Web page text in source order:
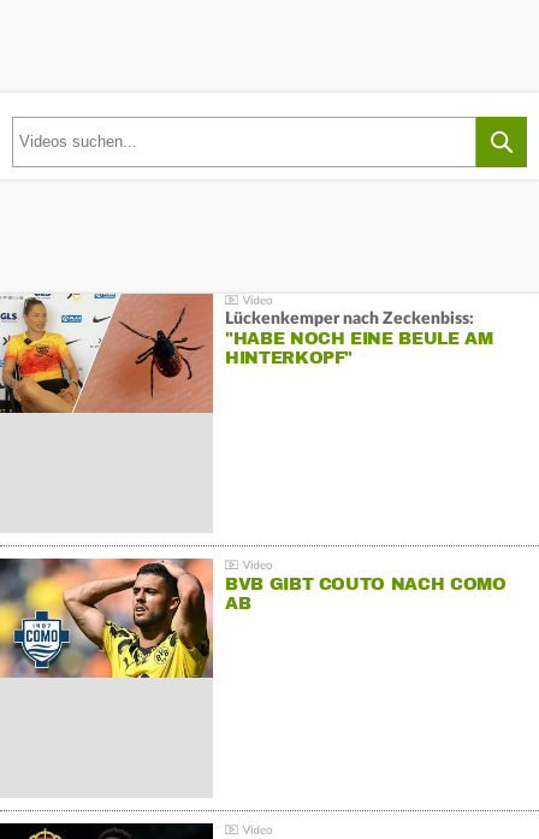
Lückenkemper nach Zeckenbiss:
"HABE NOCH EINE BEULE AM
HINTERKOPF"
BVB GIBT COUTO NACH COMO
AB